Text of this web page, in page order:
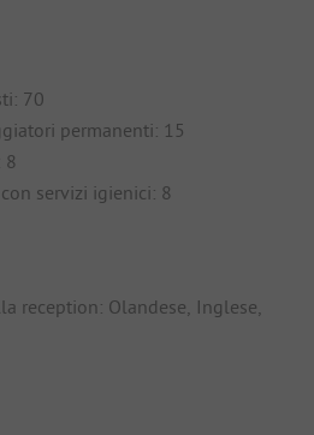
70
permanenti: 15
servizi igienici: 8
reception: Olandese, Inglese,